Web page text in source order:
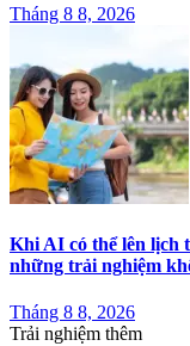
Tháng 8 8, 2026
Khi AI có thể lên lịch
những trải nghiệm
Tháng 8 8, 2026
Trải nghiệm thêm